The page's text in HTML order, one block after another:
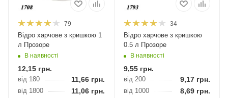
79
Відро харчове з кришкою 1
л Прозоре
В наявності
12,15 грн.
від 180 11,66грн.
від 1800 11,06грн.
34
Відро харчове з кришкою
0.5 л Прозоре
В наявності
9,55грн.
від 200 9,17 грн.
від 1000 8,69 грн.